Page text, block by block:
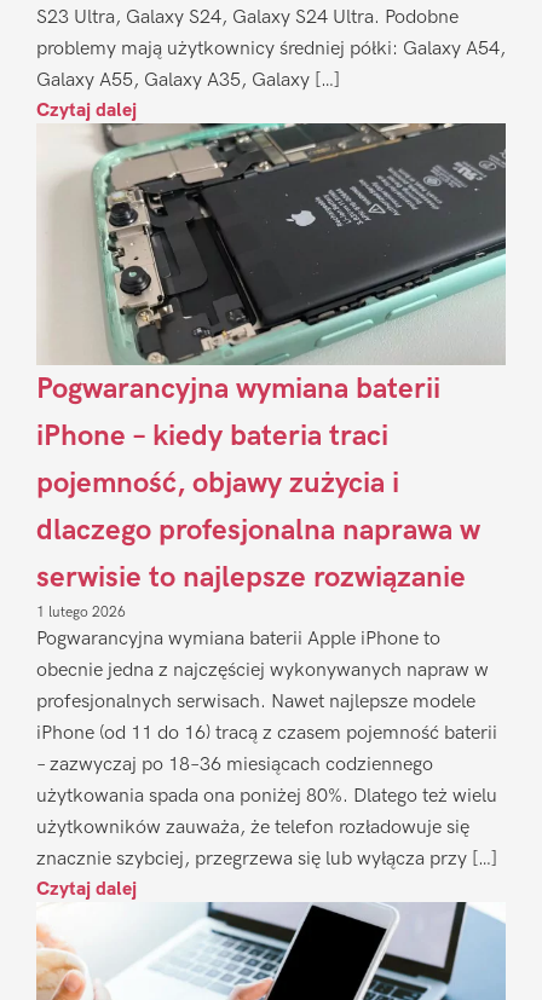
S23 Ultra, Galaxy S24, Galaxy S24 Ultra. Podobne
problemy mają użytkownicy średniej półki: Galaxy A54,
Galaxy A55, Galaxy A35, Galaxy […]
Czytaj dalej
Pogwarancyjna wymiana baterii
iPhone – kiedy bateria traci
pojemność, objawy zużycia i
dlaczego profesjonalna naprawa w
serwisie to najlepsze rozwiązanie
1 lutego 2026
Pogwarancyjna wymiana baterii Apple iPhone to
obecnie jedna z najczęściej wykonywanych napraw w
profesjonalnych serwisach. Nawet najlepsze modele
iPhone (od 11 do 16) tracą z czasem pojemność baterii
– zazwyczaj po 18–36 miesiącach codziennego
użytkowania spada ona poniżej 80%. Dlatego też wielu
użytkowników zauważa, że telefon rozładowuje się
znacznie szybciej, przegrzewa się lub wyłącza przy […]
Czytaj dalej